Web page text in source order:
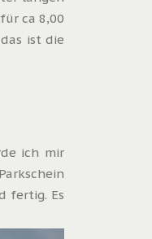
ca 8,00
ist die
ich mir
fertig. Es